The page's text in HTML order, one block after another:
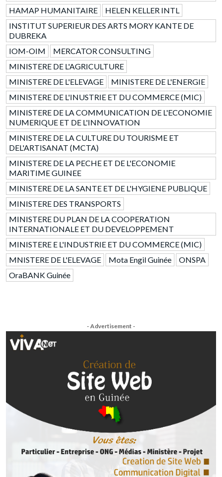
HAMAP HUMANITAIRE
HELEN KELLER INTL
INSTITUT SUPERIEUR DES ARTS MORY KANTE DE
DUBREKA
IOM-OIM
MERCATOR CONSULTING
MINISTERE DE L'AGRICULTURE
MINISTERE DE L'ELEVAGE
MINISTERE DE L'ENERGIE
MINISTERE DE L'INUSTRIE ET DU COMMERCE (MIC)
MINISTERE DE LA COMMUNICATION DE L'ECONOMIE
NUMERIQUE ET DE L'INNOVATION
MINISTERE DE LA CULTURE DU TOURISME ET
DEL'ARTISANAT (MCTA)
MINISTERE DE LA PECHE ET DE L'ECONOMIE
MARITIME GUINEE
MINISTERE DE LA SANTE ET DE L'HYGIENE PUBLIQUE
MINISTERE DES TRANSPORTS
MINISTERE DU PLAN DE LA COOPERATION
INTERNATIONALE ET DU DEVELOPPEMENT
MINISTERE E L'INDUSTRIE ET DU COMMERCE (MIC)
MNISTERE DE L'ELEVAGE
Mota Engil Guinée
ONSPA
OraBANK Guinée
- Advertisement -